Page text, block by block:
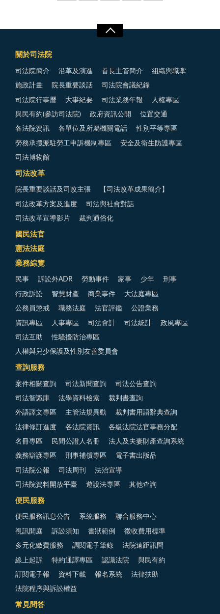
關於司法院
司法院簡介 沿革及演進 首長主管簡介 組織與職掌
施政計畫 院長重要談話 司法院會議紀錄
司法院行事曆 大事紀要 司法業務年報 人權專區
與民有約(參訪司法院) 政府資訊公開 位置交通
各法院資訊 各單位及所屬機關電話 性別平等專區
勞務承攬派駐勞工申訴機制專區 安全及衛生防護專區
司法博物館
司法改革
院長重要談話及司改主張 【司法改革成果簡介】
司法改革方案及進度 司法與社會對話
司法改革宣導影片 裁判通俗化
國民法官
憲法法庭
業務綜覽
民事 訴訟外ADR 勞動事件 家事 少年 刑事
行政訴訟 智慧財產 商業事件 大法庭專區
公務員懲戒 職務法庭 法官評鑑 公證業務
資訊專區 人事專區 司法會計 司法統計 政風專區
司法互助 性騷擾防治專區
人權與兒少保護及性別友善委員會
查詢服務
案件相關查詢 司法新聞查詢 司法公告查詢
司法智識庫 法學資料檢索 裁判書查詢
外語譯文專區 主管法規異動 裁判書用語辭典查詢
法律修訂進度 各法院資訊 各級法院法官事務分配
名冊專區 民間公證人名冊 法人及夫妻財產查詢系統
義務辯護專區 刑事補償專區 電子書出版品
司法院公報 司法周刊 法治宣導
司法院資料開放平臺 遊說法專區 其他查詢
便民服務
便民服務訊息公告 系統服務 聯合服務中心
視訊開庭 訴訟須知 書狀範例 徵收費用標準
多元化繳費服務 調閱電子筆錄 法院遠距訊問
線上起訴 特約通譯專區 認識法院 與民有約
訂閱電子報 資料下載 報名系統 法律扶助
法院程序與訴訟權益
常見問答